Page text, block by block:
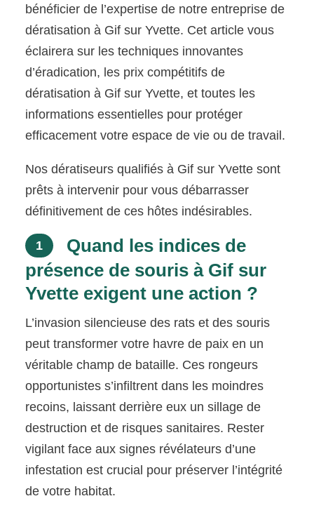
bénéficier de l’expertise de notre entreprise de
dératisation à Gif sur Yvette. Cet article vous
éclairera sur les techniques innovantes
d’éradication, les prix compétitifs de
dératisation à Gif sur Yvette, et toutes les
informations essentielles pour protéger
efficacement votre espace de vie ou de travail.
Nos dératiseurs qualifiés à Gif sur Yvette sont
prêts à intervenir pour vous débarrasser
définitivement de ces hôtes indésirables.
1
Quand les indices de
présence de souris à Gif sur
Yvette exigent une action ?
L’invasion silencieuse des rats et des souris
peut transformer votre havre de paix en un
véritable champ de bataille. Ces rongeurs
opportunistes s’infiltrent dans les moindres
recoins, laissant derrière eux un sillage de
destruction et de risques sanitaires. Rester
vigilant face aux signes révélateurs d’une
infestation est crucial pour préserver l’intégrité
de votre habitat.